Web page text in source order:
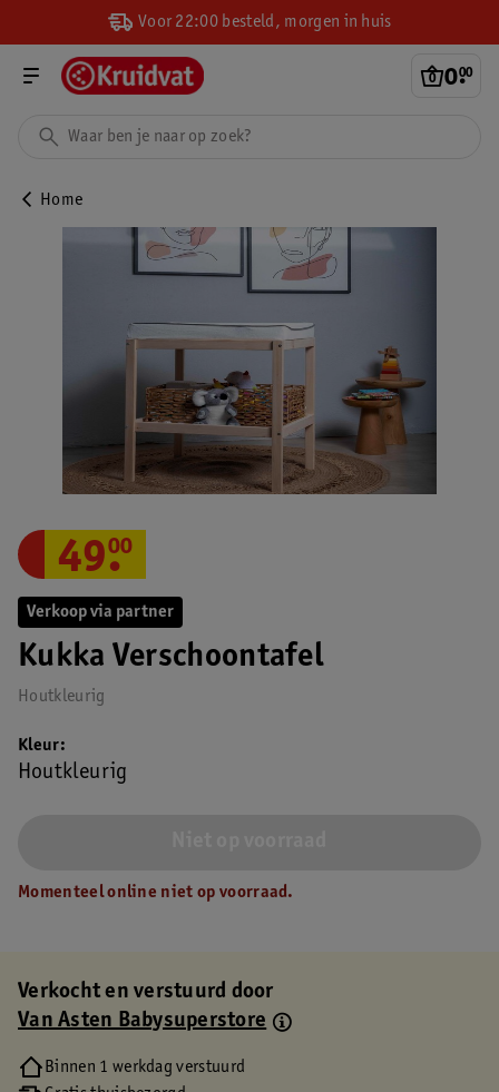
Voor 22:00 besteld, morgen in huis
0.
00
Home
Verkoop via partner
Kukka Verschoontafel
Houtkleurig
49.
00
Kleur
Houtkleurig
Momenteel online niet op voorraad.
Verkocht en verstuurd door
Van Asten Babysuperstore
Binnen 1 werkdag verstuurd